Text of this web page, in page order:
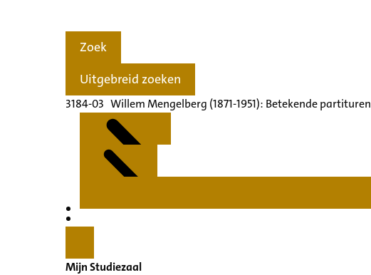
Zoek
Uitgebreid zoeken
3184-03 Willem Mengelberg (1871-1951): Betekende partituren
Mijn Studiezaal